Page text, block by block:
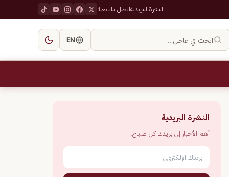
النشرة البريديةاتصل بناتابعنا:
ابحث في عاجل… EN
النشرة البريدية
أهم الأخبار إلى بريدك كل صباح.